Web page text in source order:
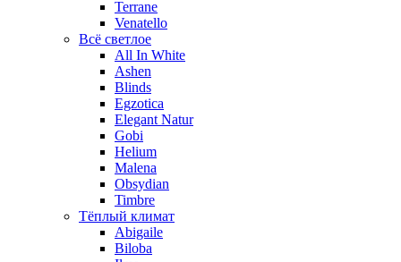
Terrane
Venatello
Всё светлое
All In White
Ashen
Blinds
Egzotica
Elegant Natur
Gobi
Helium
Malena
Obsydian
Timbre
Тёплый климат
Abigaile
Biloba